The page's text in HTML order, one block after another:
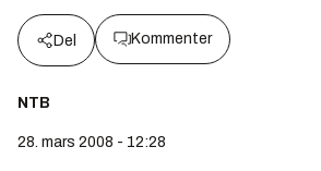
Del Kommenter
NTB
28. mars 2008 - 12:28